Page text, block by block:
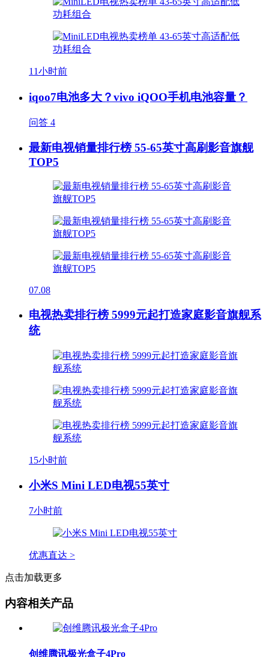
11小时前
iqoo7电池多大？vivo iQOO手机电池容量？
问答 4
最新电视销量排行榜 55-65英寸高刷影音旗舰
TOP5
07.08
电视热卖排行榜 5999元起打造家庭影音旗舰系
统
15小时前
小米S Mini LED电视55英寸
7小时前
优惠直达 >
点击加载更多
内容相关产品
创维腾讯极光盒子4Pro